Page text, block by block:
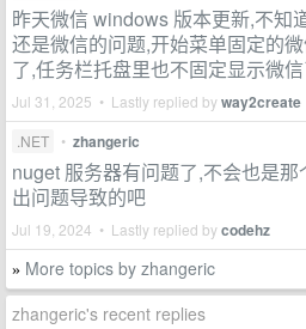
昨天微信 windows 版本更新,不知
还是微信的问题,开始菜单固定的
了,任务栏托盘里也不固定显示微
Jul 31, 2025 • Lastly replied byway2create
.NET • zhangeric
nuget 服务器有问题了,不会也是
出问题导致的吧
Jul 19, 2024 • Lastly replied bycodehz
» More topics by zhangeric
zhangeric's recent replies